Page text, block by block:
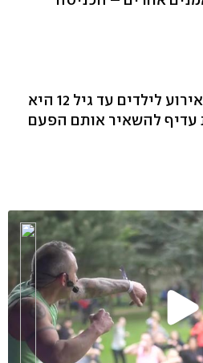
הכניסה למתחם האירוע לילדים עד גיל 12 היא
עדיף להשאיר אותם הפעם